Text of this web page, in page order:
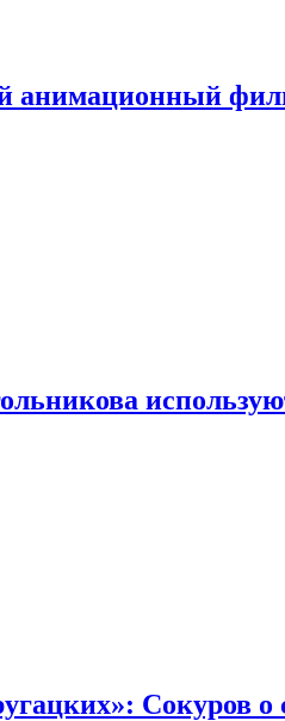
анимационный
Сокуров